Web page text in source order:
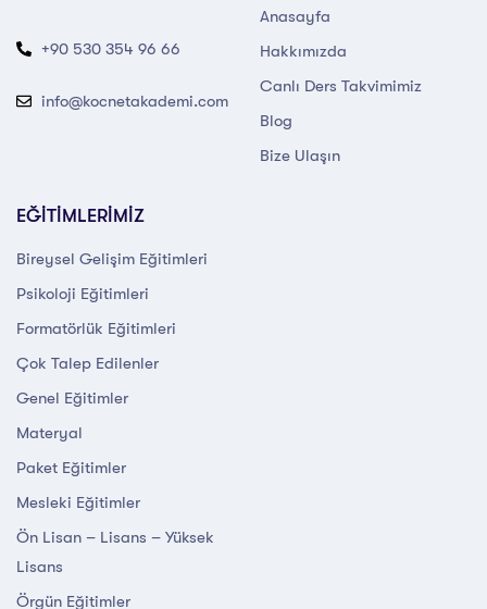
+90 530 354 96 66
info@kocnetakademi.com
Anasayfa
Hakkımızda
Canlı Ders Takvimimiz
Blog
Bize Ulaşın
EĞİTİMLERİMİZ
Bireysel Gelişim Eğitimleri
Psikoloji Eğitimleri
Formatörlük Eğitimleri
Çok Talep Edilenler
Genel Eğitimler
Materyal
Paket Eğitimler
Mesleki Eğitimler
Ön Lisan – Lisans – Yüksek
Lisans
Örgün Eğitimler